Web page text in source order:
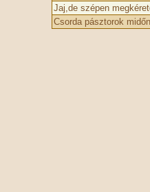
Jaj,de szépen
Csorda pásztorok